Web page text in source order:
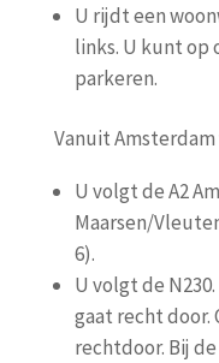
U rijdt een
links. U kunt op
parkeren.
Vanuit Amsterdam
U volgt de A2
Maarsen/
6).
U volgt de
gaat recht door.
rechtdoor. Bij